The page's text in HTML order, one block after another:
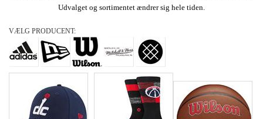
Udvalget og sortimentet ændrer sig hele tiden.
VÆLG PRODUCENT: